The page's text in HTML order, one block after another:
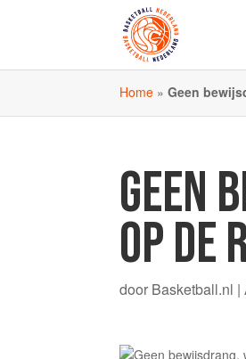
Home »Geen
GEEN
OP DE
door Basketball.nl |